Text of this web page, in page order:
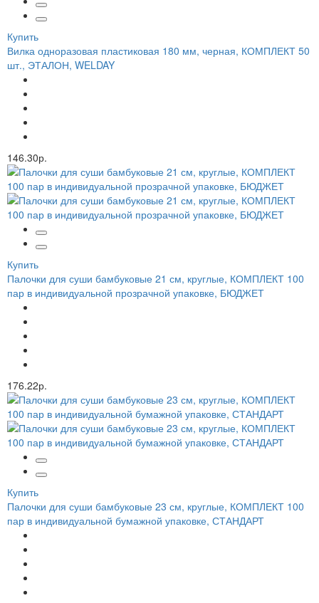
Купить
Вилка одноразовая пластиковая 180 мм, черная, КОМПЛЕКТ 50
шт., ЭТАЛОН, WELDAY
146.30р.
Купить
Палочки для суши бамбуковые 21 см, круглые, КОМПЛЕКТ 100
пар в индивидуальной прозрачной упаковке, БЮДЖЕТ
176.22р.
Купить
Палочки для суши бамбуковые 23 см, круглые, КОМПЛЕКТ 100
пар в индивидуальной бумажной упаковке, СТАНДАРТ